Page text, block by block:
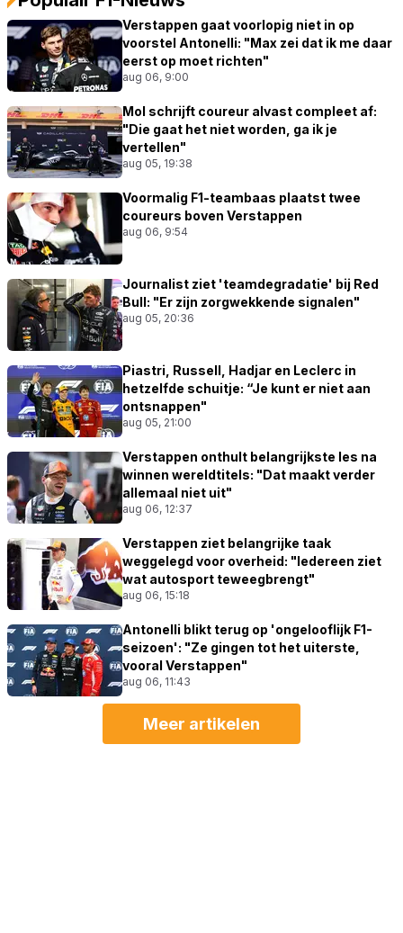
Verstappen gaat voorlopig niet in op
voorstel Antonelli: "Max zei dat ik me daar
eerst op moet richten"
aug 06, 9:00
Mol schrijft coureur alvast compleet af:
"Die gaat het niet worden, ga ik je
vertellen"
aug 05, 19:38
Voormalig F1-teambaas plaatst twee
coureurs boven Verstappen
aug 06, 9:54
Journalist ziet 'teamdegradatie' bij Red
Bull: "Er zijn zorgwekkende signalen"
aug 05, 20:36
Piastri, Russell, Hadjar en Leclerc in
hetzelfde schuitje: “Je kunt er niet aan
ontsnappen"
aug 05, 21:00
Verstappen onthult belangrijkste les na
winnen wereldtitels: "Dat maakt verder
allemaal niet uit"
aug 06, 12:37
Verstappen ziet belangrijke taak
weggelegd voor overheid: "Iedereen ziet
wat autosport teweegbrengt"
aug 06, 15:18
Antonelli blikt terug op 'ongelooflijk F1-
seizoen': "Ze gingen tot het uiterste,
vooral Verstappen"
aug 06, 11:43
Meer artikelen